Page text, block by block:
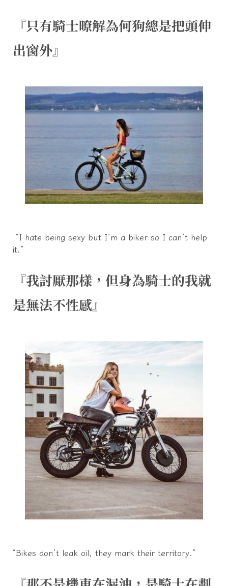
『只有騎士暸解為何狗總是把頭伸
出窗外』
“I hate being sexy but I’m a biker so I can’t help
it.”
『我討厭那樣，但身為騎士的我就
是無法不性感』
“Bikes don’t leak oil, they mark their territory.”